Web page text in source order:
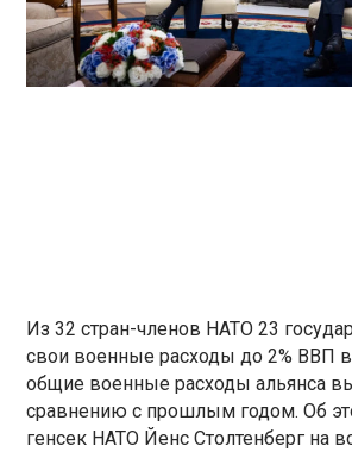
Из 32 стран-членов НАТО 23
свои военные расходы до 2% ВВП в
общие военные расходы альянса
сравнению с прошлым годом. Об
генсек НАТО Йенс Столтенберг на